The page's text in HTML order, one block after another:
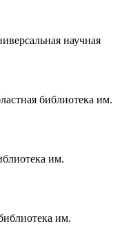
научная
библиотека им.
им.
им.